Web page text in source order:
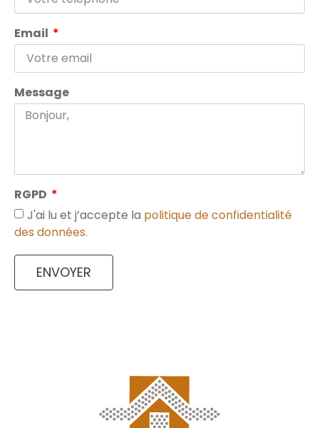
Email
Message
RGPD
J'ai lu et j’accepte la politique de confidentialité
des données.
ENVOYER